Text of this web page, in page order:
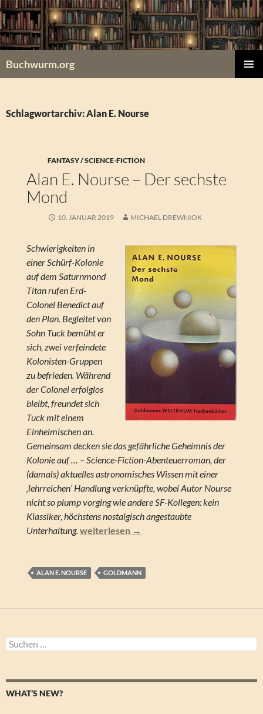
Zum
Inhalt
springen
Buchwurm.org
Schlagwortarchiv: Alan E. Nourse
FANTASY / SCIENCE-FICTION
Alan E. Nourse – Der sechste
Mond
10. JANUAR 2019 MICHAEL DREWNIOK
Schwierigkeiten in
einer Schürf-Kolonie
auf dem Saturnmond
Titan rufen Erd-
Colonel Benedict auf
den Plan. Begleitet von
Sohn Tuck bemüht er
sich, zwei verfeindete
Kolonisten-Gruppen
zu befrieden. Während
der Colonel erfolglos
bleibt, freundet sich
Tuck mit einem
Einheimischen an.
Gemeinsam decken sie das gefährliche Geheimnis der
Kolonie auf … – Science-Fiction-Abenteuerroman, der
(damals) aktuelles astronomisches Wissen mit einer
‚lehrreichen‘ Handlung verknüpfte, wobei Autor Nourse
nicht so plump vorging wie andere SF-Kollegen: kein
Klassiker, höchstens nostalgisch angestaubte
Unterhaltung.Alan E. Nourse – Der sechste Mond
weiterlesen →
ALAN E. NOURSE GOLDMANN
Suchen
nach:
WHAT’S NEW?